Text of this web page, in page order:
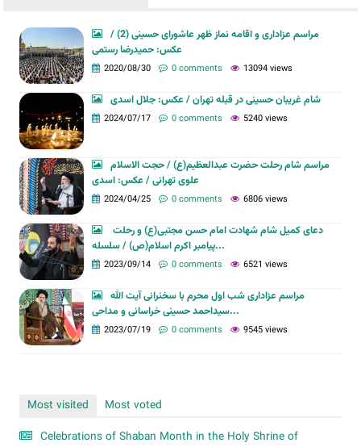
مراسم عزاداری و اقامه نماز ظهر عاشورای حسینی (2) /
عکس: حمیدرضا رستمی
2020/08/30 0 comments 13094 views
شام غریبان حسینی در قبله تهران / عکس: جلال اسدی
2024/07/17 0 comments 5240 views
مراسم شام رحلت حضرت عبدالعظیم(ع) / حجت الاسلام
علوی تهرانی / عکس: اسدی
2024/04/25 0 comments 6806 views
دعای کمیل شام شهادت امام حسن مجتبی(ع) و رحلت
پیامبر اکرم اسلام(ص) / سلسله...
2023/09/14 0 comments 6521 views
مراسم عزاداری شب اول محرم با سخنرانی آیت الله
سیداحمد حسینی خراسانی و مداحی...
2023/07/19 0 comments 9545 views
Most visited
Most voted
Celebrations of Shaban Month in the Holy Shrine of